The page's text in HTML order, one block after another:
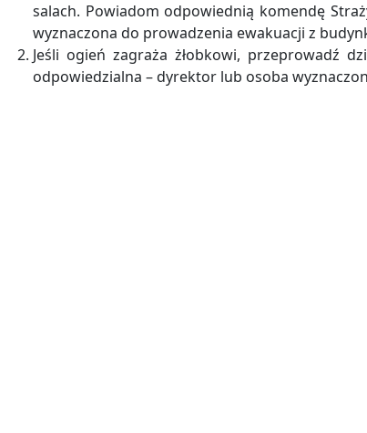
salach. Powiadom odpowiednią komendę
wyznaczona do prowadzenia ewakuacji z
Jeśli ogień zagraża żłobkowi, przeprowadź
odpowiedzialna – dyrektor lub osoba